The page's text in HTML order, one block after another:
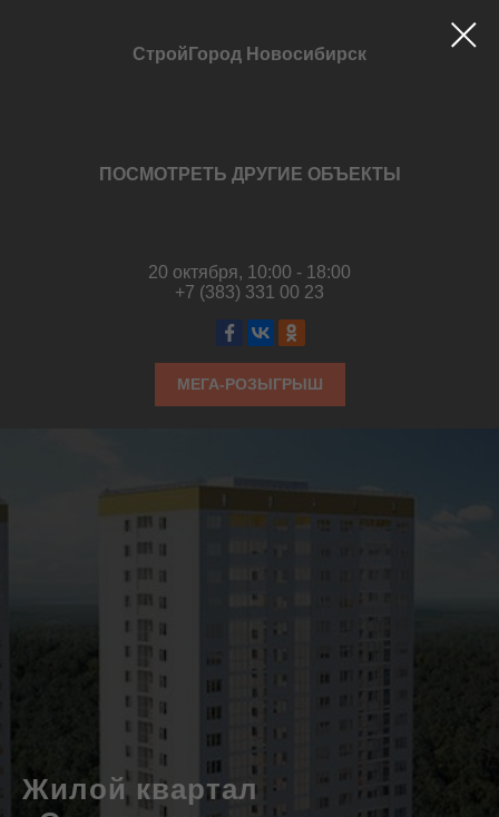
СтройГород Новосибирск
ПОСМОТРЕТЬ ДРУГИЕ ОБЪЕКТЫ
20 октября, 10:00 - 18:00
+7 (383) 331 00 23
МЕГА-РОЗЫГРЫШ
Жилой квартал